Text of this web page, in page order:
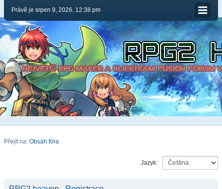
Právě je srpen 9, 2026, 12:38 pm
Přejít na: Obsah fóra
Jazyk: